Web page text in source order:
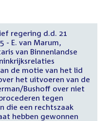
regering d.d. 21
- E. van Marum,
van Binnenlandse
de motie van het lid
het uitvoeren van de
Bushoff over niet
tegen
die een rechtszaak
hebben gewonnen